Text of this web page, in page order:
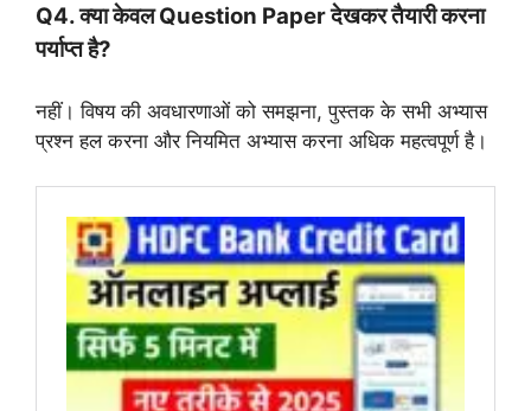
Q4. क्या केवल Question Paper देखकर तैयारी करना
पर्याप्त है?
नहीं। विषय की अवधारणाओं को समझना, पुस्तक के सभी अभ्यास
प्रश्न हल करना और नियमित अभ्यास करना अधिक महत्वपूर्ण है।